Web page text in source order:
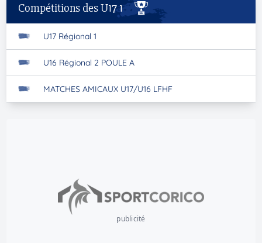
Compétitions des U17 1
U17 Régional 1
U16 Régional 2 POULE A
MATCHES AMICAUX U17/U16 LFHF